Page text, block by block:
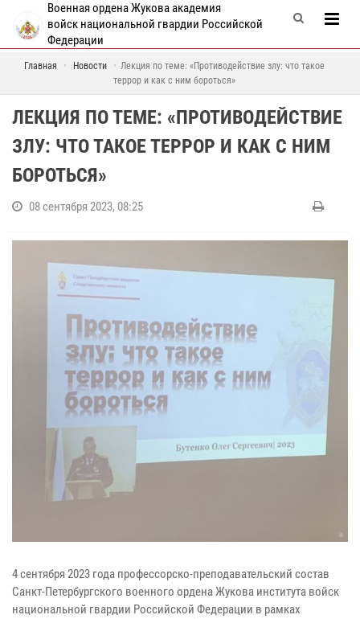
Военная ордена Жукова академия
войск национальной гвардии Российской
Федерации
Главная Новости
Лекция по теме: «Противодействие злу: что такое
террор и как с ним бороться»
ЛЕКЦИЯ ПО ТЕМЕ: «ПРОТИВОДЕЙСТВИЕ
ЗЛУ: ЧТО ТАКОЕ ТЕРРОР И КАК С НИМ
БОРОТЬСЯ»
08 сентября 2023, 08:25
4 сентября 2023 года профессорско-преподавательский состав
Санкт-Петербургского военного ордена Жукова института войск
национальной гвардии Российской Федерации в рамках